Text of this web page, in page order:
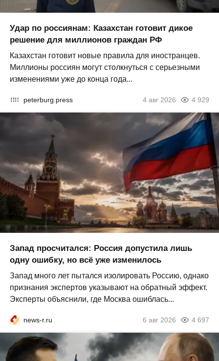
Удар по россиянам: Казахстан готовит дикое
решение для миллионов граждан РФ
Казахстан готовит новые правила для иностранцев.
Миллионы россиян могут столкнуться с серьезными
изменениями уже до конца года...
peterburg.press 4 авг 2026 4 929
Запад просчитался: Россия допустила лишь
одну ошибку, но всё уже изменилось
Запад много лет пытался изолировать Россию, однако
признания экспертов указывают на обратный эффект.
Эксперты объяснили, где Москва ошиблась...
news-r.ru 6 авг 2026 4 697